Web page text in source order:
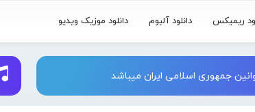
ریمیکس دانلود آلبوم دانلود موزیک ویدیو
جمهوری اسلامی ایران میباشد